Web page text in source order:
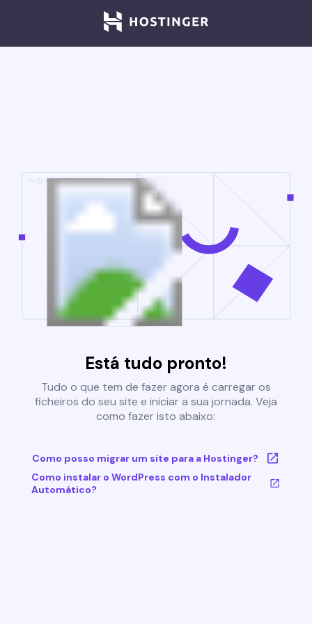
Está tudo pronto!
Tudo o que tem de fazer agora é carregar os
ficheiros do seu site e iniciar a sua jornada. Veja
como fazer isto abaixo:
Como posso migrar um site para a Hostinger?
Como instalar o WordPress com o Instalador
Automático?